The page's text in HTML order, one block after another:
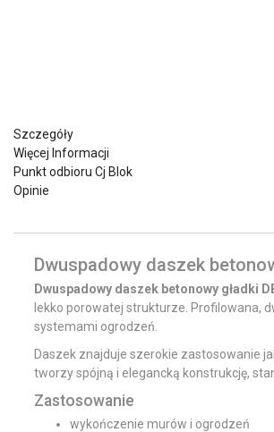
Szczegóły
Więcej Informacji
Punkt odbioru Cj Blok
Opinie
Dwuspadowy daszek
Dwuspadowy daszek betonowy gładki
lekko porowatej strukturze. Profilowana,
systemami ogrodzeń.
Daszek znajduje szerokie zastosowanie
tworzy spójną i elegancką konstrukcję,
Zastosowanie
wykończenie murów i ogrodzeń